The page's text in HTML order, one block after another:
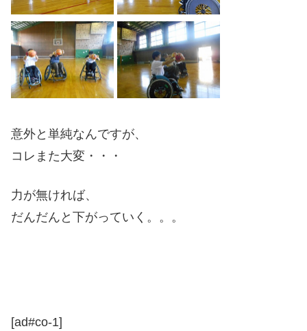
意外と単純なんですが、
コレまた大変・・・
力が無ければ、
だんだんと下がっていく。。。
[ad#co-1]